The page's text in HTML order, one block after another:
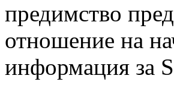
предимство
отношение на
информация за